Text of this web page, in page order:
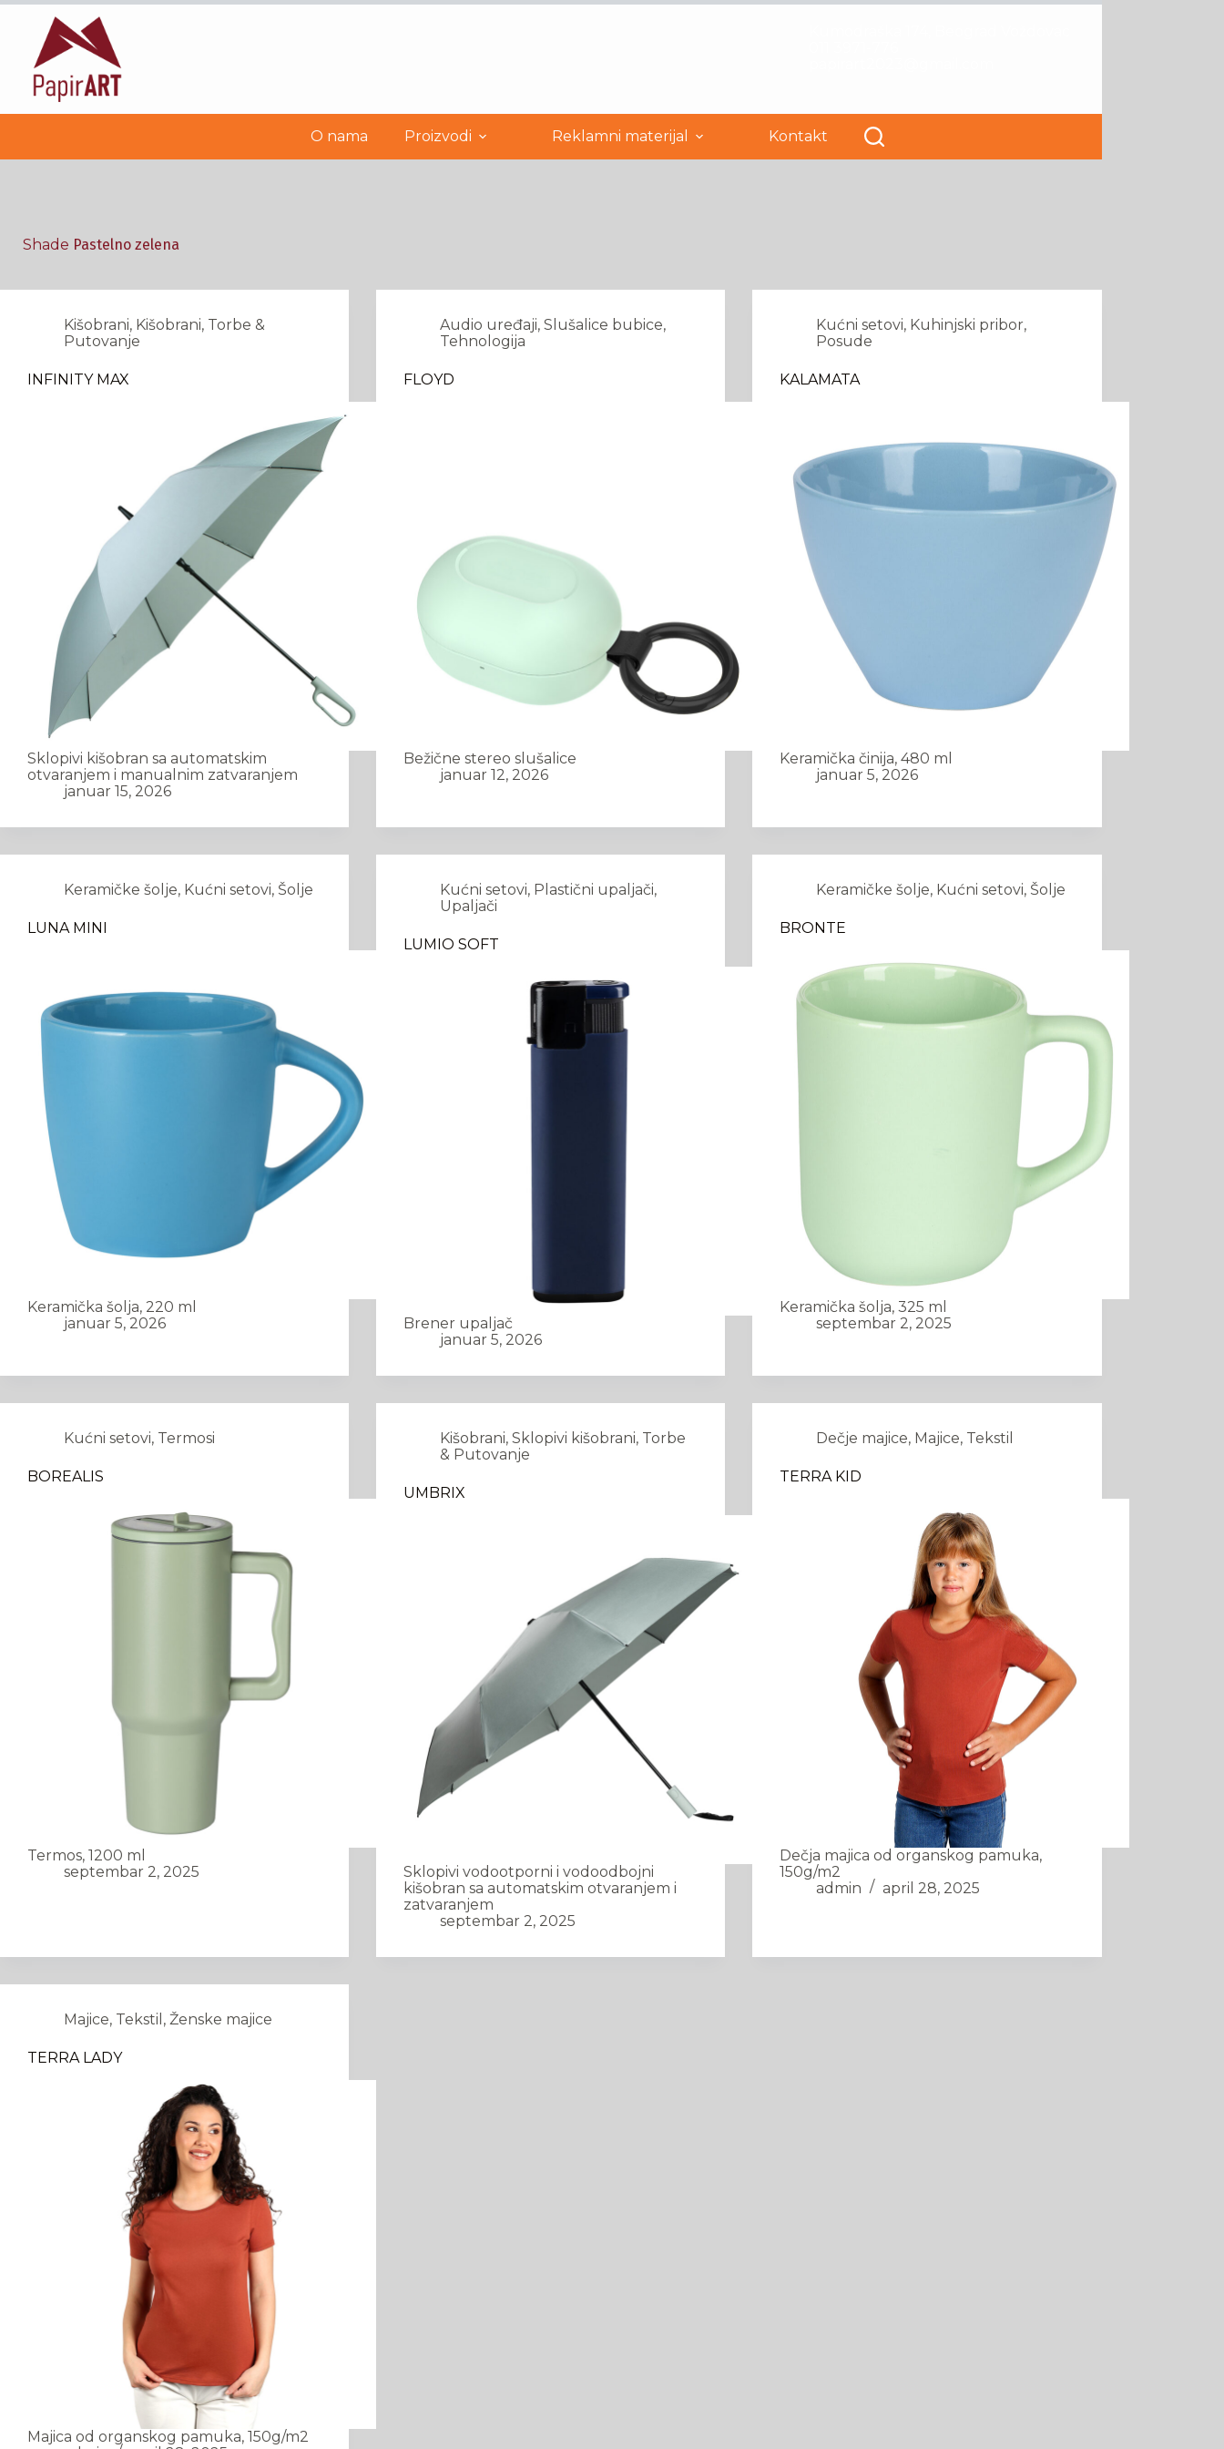
Skip
content
O nama Proizvodi Reklamni materijal Kontakt
Shade Pastelno zelena
Kišobrani, Kišobrani, Torbe &
Putovanje
INFINITY MAX
Sklopivi kišobran sa automatskim
otvaranjem i manualnim zatvaranjem
januar 15, 2026
Audio uređaji,Slušalice bubice,
Tehnologija
FLOYD
Bežične stereo slušalice
januar 12, 2026
Kućni setovi, Kuhinjski pribor,
Posude
KALAMATA
Keramička činija, 480 ml
januar 5, 2026
Keramičke šolje, Kućni setovi, Šolje
LUNA MINI
Keramička šolja, 220 ml
januar 5, 2026
Kućni setovi, Plastični upaljači,
Upaljači
LUMIO SOFT
Brener upaljač
januar 5, 2026
Keramičke šolje, Kućni setovi, Šolje
BRONTE
Keramička šolja, 325 ml
septembar 2, 2025
Kućni setovi, Termosi
BOREALIS
Termos, 1200 ml
septembar 2, 2025
Kišobrani,Sklopivi kišobrani, Torbe
& Putovanje
UMBRIX
Sklopivi vodootporni i vodoodbojni
kišobran sa automatskim otvaranjem i
zatvaranjem
septembar 2, 2025
Dečje majice, Majice, Tekstil
TERRA KID
Dečja majica od organskog pamuka,
150g/m2
admin
april 28, 2025
Majice, Tekstil , Ženske majice
TERRA LADY
Majica od organskog pamuka, 150g/m2